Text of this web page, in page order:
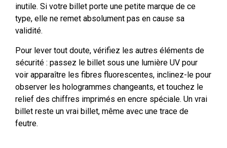
inutile. Si votre billet porte une petite marque de ce
type, elle ne remet absolument pas en cause sa
validité.
Pour lever tout doute, vérifiez les autres éléments de
sécurité : passez le billet sous une lumière UV pour
voir apparaître les fibres fluorescentes, inclinez-le pour
observer les hologrammes changeants, et touchez le
relief des chiffres imprimés en encre spéciale. Un vrai
billet reste un vrai billet, même avec une trace de
feutre.